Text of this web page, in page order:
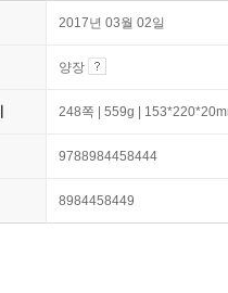
2017년 03월 02일
양장
248쪽 | 559g |
9788984458444
8984458449